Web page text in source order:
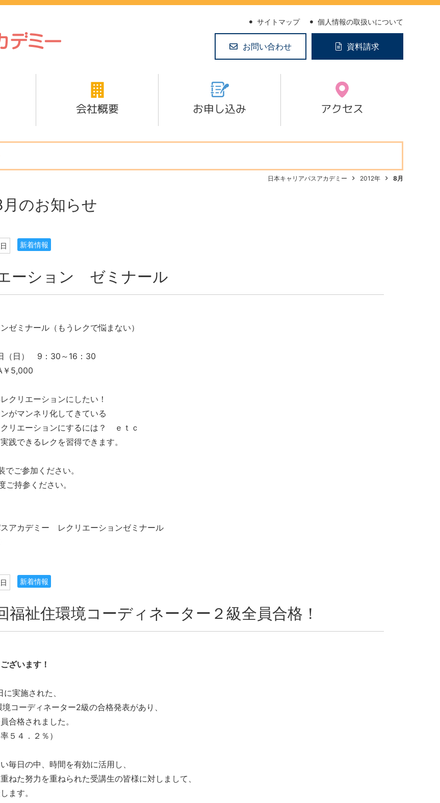
サイトマップ 個人情報の取扱いについて
お問い合わせ 資料請求
会社概要 お申し込み アクセス
日本キャリアパスアカデミー 2012年 8月
のお知らせ
新着情報
ーション ゼミナール
ゼミナール（もうレクで悩まない）
（日） 9：30～16：30
5,000
クリエーションにしたい！
がマンネリ化してきている
リエーションにするには？ ｅｔｃ
践できるレクを習得できます。
でご参加ください。
ご持参ください。
アカデミー レクリエーションゼミナール
新着情報
福祉住環境コーディネーター２級全員合格！
ざいます！
実施された、
コーディネーター2級の合格発表があり、
合格されました。
５４．２％）
毎日の中、時間を有効に活用し、
ねた努力を重ねられた受講生の皆様に対しまして、
ます。